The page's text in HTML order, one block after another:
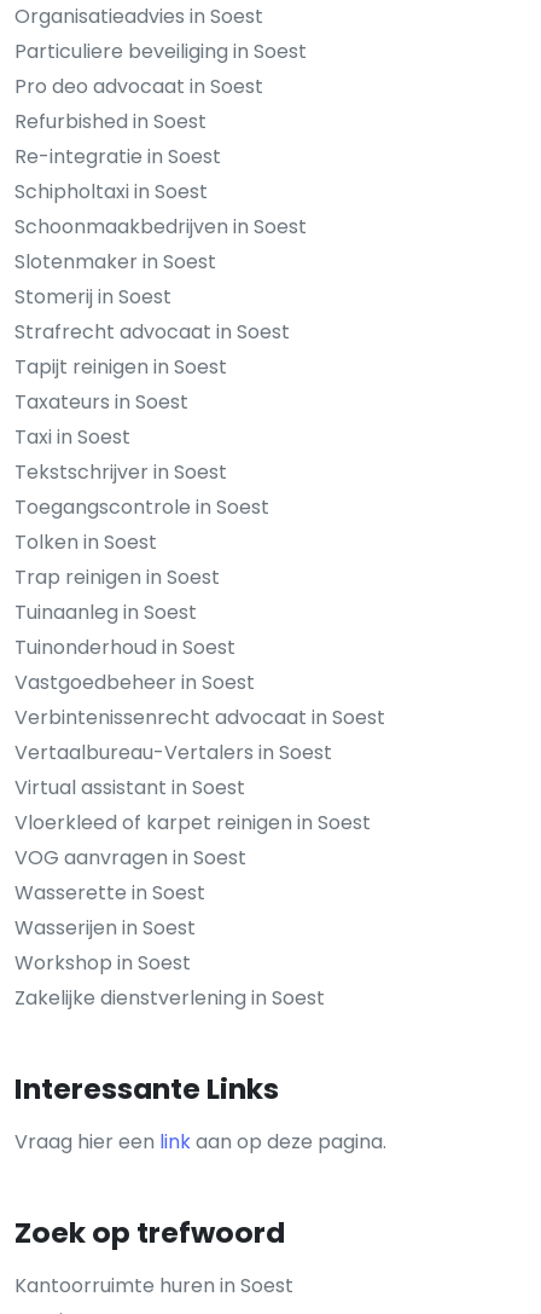
Organisatieadvies in Soest
Particuliere beveiliging in Soest
Pro deo advocaat in Soest
Refurbished in Soest
Re-integratie in Soest
Schipholtaxi in Soest
Schoonmaakbedrijven in Soest
Slotenmaker in Soest
Stomerij in Soest
Strafrecht advocaat in Soest
Tapijt reinigen in Soest
Taxateurs in Soest
Taxi in Soest
Tekstschrijver in Soest
Toegangscontrole in Soest
Tolken in Soest
Trap reinigen in Soest
Tuinaanleg in Soest
Tuinonderhoud in Soest
Vastgoedbeheer in Soest
Verbintenissenrecht advocaat in Soest
Vertaalbureau-Vertalers in Soest
Virtual assistant in Soest
Vloerkleed of karpet reinigen in Soest
VOG aanvragen in Soest
Wasserette in Soest
Wasserijen in Soest
Workshop in Soest
Zakelijke dienstverlening in Soest
Interessante Links
Vraag hier een linkaan op deze pagina.
Zoek op trefwoord
Kantoorruimte huren in Soest